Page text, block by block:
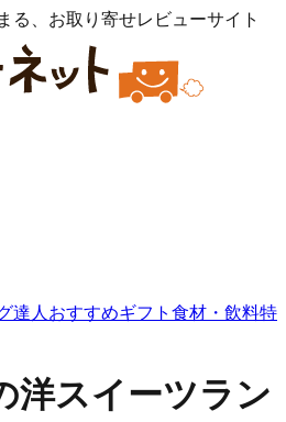
る、お取り寄せレビューサイト
達人おすすめギフト 食材・飲料特
洋スイーツラン